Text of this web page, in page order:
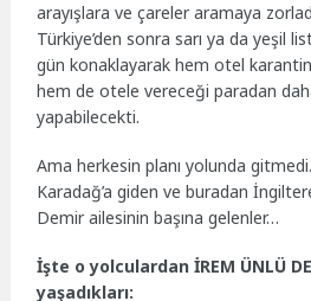
arayışlara ve çareler aramaya
Türkiye’den sonra sarı ya da yeşil
gün konaklayarak hem otel
hem de otele vereceği paradan
yapabilecekti.
Ama herkesin planı yolunda
Karadağ’a giden ve buradan
Demir ailesinin başına gelenler…
İşte o yolculardan İREM ÜNLÜ
yaşadıkları: